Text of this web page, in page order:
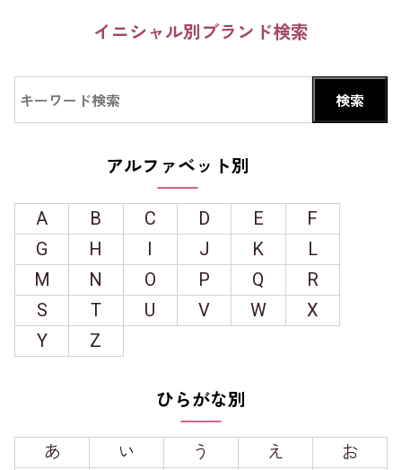
イニシャル別ブランド検索
アルファベット別
A B C D E
F
G
H I J K
L
M
N O P Q
R
S
T U V W
X
Y
Z
ひらがな別
あ い う え
お